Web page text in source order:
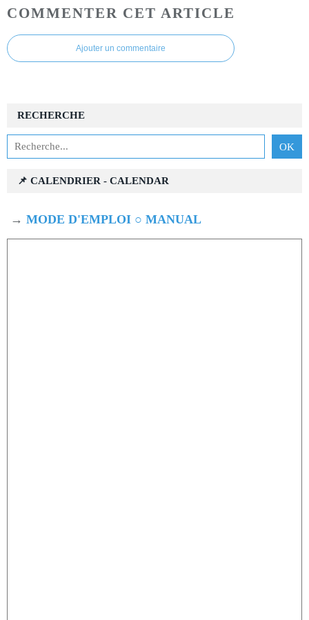
COMMENTER CET ARTICLE
Ajouter un commentaire
RECHERCHE
📌 CALENDRIER - CALENDAR
→ MODE D'EMPLOI ○ MANUAL